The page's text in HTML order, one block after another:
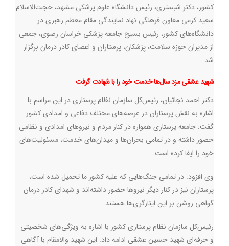
کشور، دکتر شبستری، رئیس دانشگاه علوم پزشکی مشهد، حجت‌الاسلام
سعید کرمی معاون فرهنگی نهاد نمایندگی مقام معظم رهبری در
دانشگاه‌های کشور، رئیس بسیج جامعه پزشکی خراسان رضوی، جمعی
از مدیران حوزه سلامت، پزشکان، پرستاران و اعضای کادر درمان برگزار
شد.
شهید عشقی مزد سال‌ها خدمت خود را با شهادت گرفت
دکتر احمد نجاتیان، رئیس‌کل سازمان نظام پرستاری در این مراسم با
اشاره به نقش پرستاران در عرصه‌های مختلف دفاعی و امدادی کشور
گفت: جامعه پرستاری همواره در کنار مردم و نیروهای امدادی و نظامی
حضور داشته و در تمامی بحران‌ها و میدان‌های خدمت، مسئولیت‌های
خود را ایفا کرده است.
وی افزود: در تمامی جنگ‌هایی که علیه کشور ما تحمیل شده است،
پرستاران نیز در کنار دیگر نیروها حضور داشته‌اند و شهدای کادر درمان
گواهی روشن بر این ایثارگری‌ها هستند.
رئیس‌کل سازمان نظام پرستاری کشور با اشاره به ویژگی‌های شخصیتی
و حرفه‌ای شهید حسین عشقی ادامه داد: این شهید والامقام با آگاهی